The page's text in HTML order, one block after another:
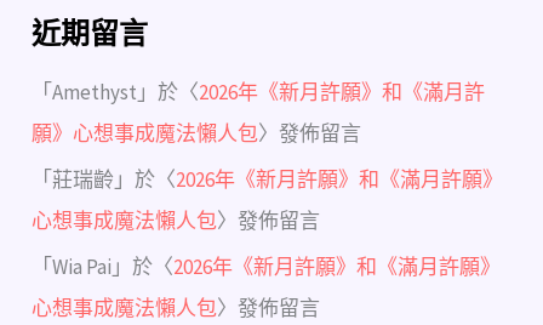
近期留言
「Amethyst 」於〈2026年《新月許願》和《滿月許
願》心想事成魔法懶人包〉發佈留言
「莊瑞齡 」於〈2026年《新月許願》和《滿月許願》
心想事成魔法懶人包〉發佈留言
「Wia Pai 」於〈2026年《新月許願》和《滿月許願》
心想事成魔法懶人包〉發佈留言